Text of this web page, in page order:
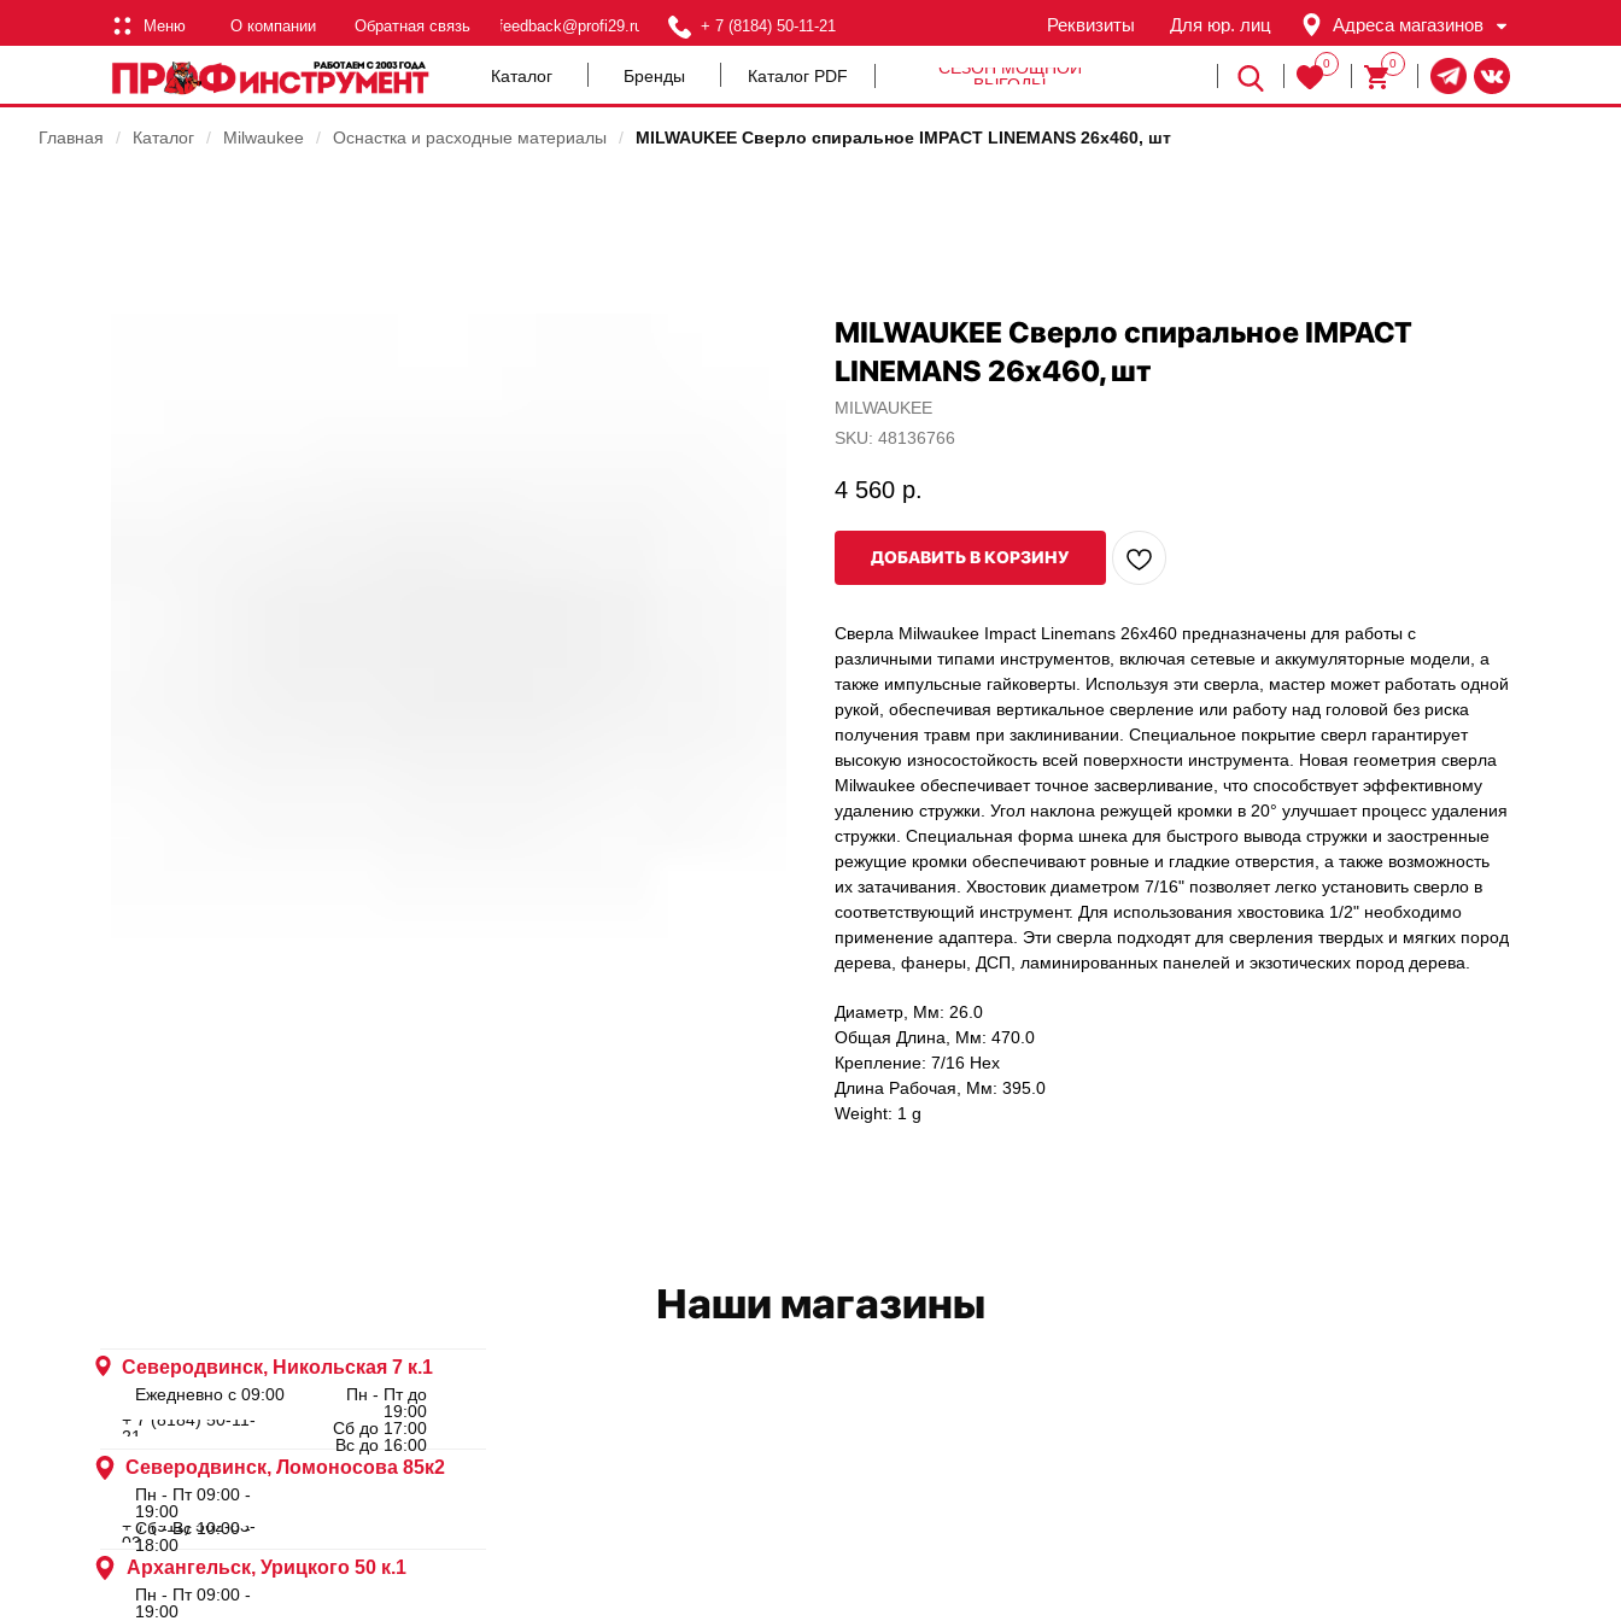
Меню + 7 (8184) 50-11-21
Обратная связь feedback@profi29.ru Для юр. лиц
Реквизиты
О компании
Каталог
Адреса магазинов
0
0
Бренды Каталог PDF
СЕЗОН МОЩНОЙ
ВЫГОДЫ
Главная / Каталог / Milwaukee / Оснастка и расходные материалы / MILWAUKEE Сверло спиральное IMPACT LINEMANS 26х460, шт
MILWAUKEE Сверло спиральное IMPACT
LINEMANS 26х460, шт
MILWAUKEE
SKU: 48136766
4 560 р.
ДОБАВИТЬ В КОРЗИНУ
Сверла Milwaukee Impact Linemans 26х460 предназначены для работы с
различными типами инструментов, включая сетевые и аккумуляторные модели, а
также импульсные гайковерты. Используя эти сверла, мастер может работать одной
рукой, обеспечивая вертикальное сверление или работу над головой без риска
получения травм при заклинивании. Специальное покрытие сверл гарантирует
высокую износостойкость всей поверхности инструмента. Новая геометрия сверла
Milwaukee обеспечивает точное засверливание, что способствует эффективному
удалению стружки. Угол наклона режущей кромки в 20° улучшает процесс удаления
стружки. Специальная форма шнека для быстрого вывода стружки и заостренные
режущие кромки обеспечивают ровные и гладкие отверстия, а также возможность
их затачивания. Хвостовик диаметром 7/16" позволяет легко установить сверло в
соответствующий инструмент. Для использования хвостовика 1/2" необходимо
применение адаптера. Эти сверла подходят для сверления твердых и мягких пород
дерева, фанеры, ДСП, ламинированных панелей и экзотических пород дерева.
Диаметр, Мм: 26.0
Общая Длина, Мм: 470.0
Крепление: 7/16 Hex
Длина Рабочая, Мм: 395.0
Weight: 1 g
Наши магазины
Архангельск, Урицкого 50 к.1
Северодвинск, Ломоносова 85к2
Северодвинск, Никольская 7 к.1
Ежедневно с 09:00
Пн - Пт до
19:00
Сб до 17:00
Вс до 16:00
Пн - Пт 09:00 -
19:00
Сб - Вс 10:00 -
18:00
Пн - Пт 09:00 -
19:00
+ 7 (8184) 50-11-
21
+ 7 (911) 562-83-
03